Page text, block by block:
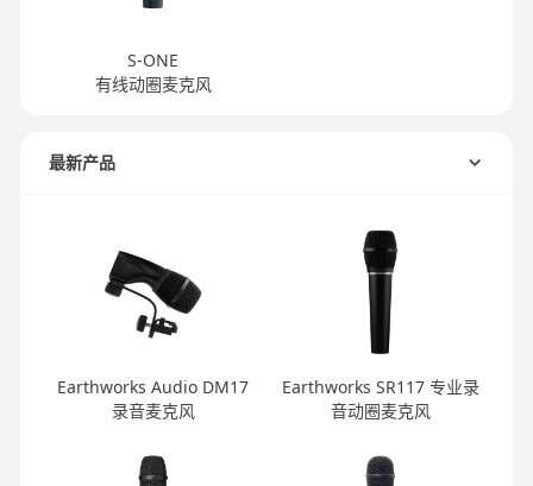
S-ONE
有线动圈麦克风
最新产品
Earthworks Audio DM17
录音麦克风
Earthworks SR117 专业录
音动圈麦克风